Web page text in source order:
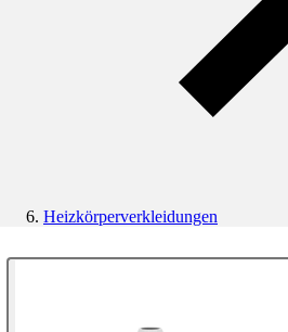
Heizkörperverkleidungen